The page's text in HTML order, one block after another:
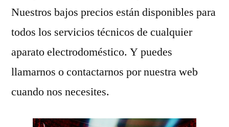
Nuestros bajos precios están disponibles para
todos los servicios técnicos de cualquier
aparato electrodoméstico. Y puedes
llamarnos o contactarnos por nuestra web
cuando nos necesites.